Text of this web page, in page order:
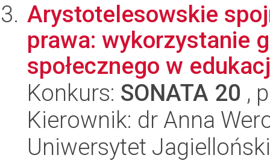
Arystotelesowskie
prawa: wykorzystanie
społecznego w
Konkurs: SONATA 20 ,
Kierownik: dr Anna
Uniwersytet Jagielloński